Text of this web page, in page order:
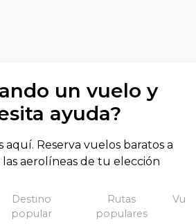
un vuelo y
ayuda?
aquí. Reserva vuelos baratos a
aerolíneas de tu elección
Destino
popular
Rutas
populares